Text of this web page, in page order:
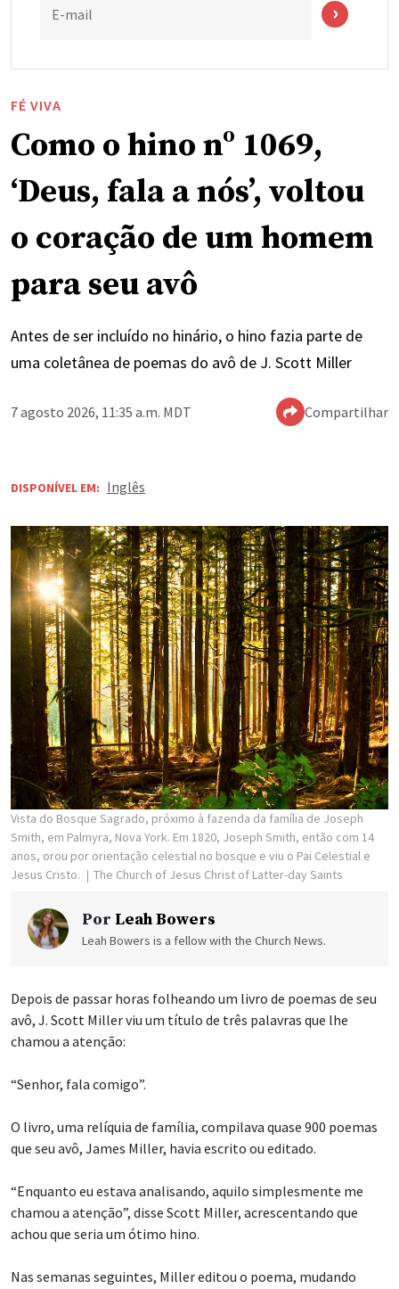
E-mail
FÉ VIVA
Como o hino nº 1069,
‘Deus, fala a nós’, voltou
o coração de um homem
para seu avô
Antes de ser incluído no hinário, o hino fazia parte de
uma coletânea de poemas do avô de J. Scott Miller
7 agosto 2026, 11:35 a.m. MDT Compartilhar
DISPONÍVEL EM: Inglês
Vista do Bosque Sagrado, próximo à fazenda da família de Joseph
Smith, em Palmyra, Nova York. Em 1820, Joseph Smith, então com 14
anos, orou por orientação celestial no bosque e viu o Pai Celestial e
Jesus Cristo.
The Church of Jesus Christ of Latter-day Saints
Por Leah Bowers
Leah Bowers is a fellow with the Church News.
Depois de passar horas folheando um livro de poemas de seu
avô, J. Scott Miller viu um título de três palavras que lhe
chamou a atenção:
“Senhor, fala comigo”.
O livro, uma relíquia de família, compilava quase 900 poemas
que seu avô, James Miller, havia escrito ou editado.
“Enquanto eu estava analisando, aquilo simplesmente me
chamou a atenção”, disse Scott Miller, acrescentando que
achou que seria um ótimo hino.
Nas semanas seguintes, Miller editou o poema, mudando